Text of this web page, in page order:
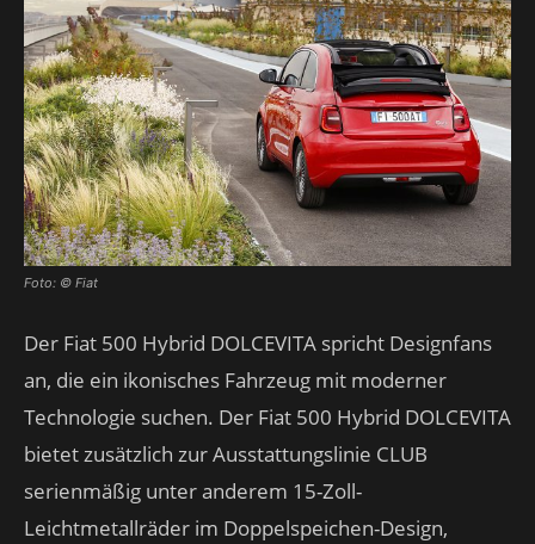
Foto: © Fiat
Der Fiat 500 Hybrid DOLCEVITA spricht Designfans
an, die ein ikonisches Fahrzeug mit moderner
Technologie suchen. Der Fiat 500 Hybrid DOLCEVITA
bietet zusätzlich zur Ausstattungslinie CLUB
serienmäßig unter anderem 15-Zoll-
Leichtmetallräder im Doppelspeichen-Design,